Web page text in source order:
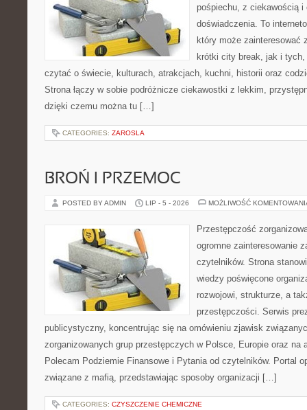
pośpiechu, z ciekawością i
doświadczenia. To
który może zainteresować
krótki city break, jak i
czytać o świecie, kulturach, atrakcjach, kuchni, historii oraz
Strona łączy w sobie podróżnicze ciekawostki z lekkim,
dzięki czemu można tu […]
CATEGORIES: ZAROSLA
BROŃ I PRZEMOC
POSTED BY ADMIN LIP - 5 - 2026 MOŻLIWOŚĆ
Przestępczość
ogromne zainteresowanie
czytelników. Strona
wiedzy poświęcone
rozwojowi, strukturze, a
przestępczości. Serwis
publicystyczny, koncentrując się na omówieniu zjawisk
zorganizowanych grup przestępczych w Polsce, Europie oraz na
Polecam Podziemie Finansowe i Pytania od czytelników. Portal
związane z mafią, przedstawiając sposoby organizacji […]
CATEGORIES: CZYSZCZENIE CHEMICZNE